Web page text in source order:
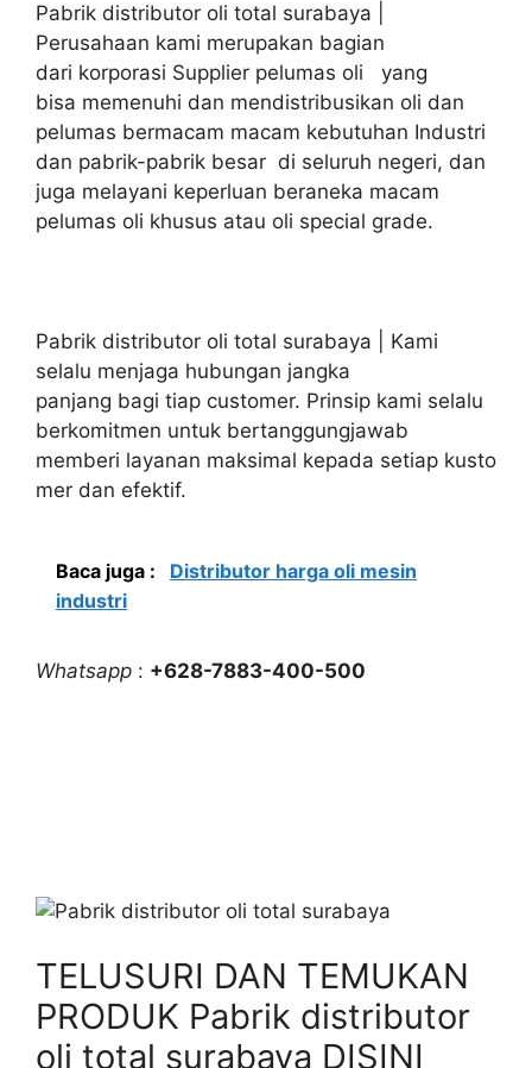
Pabrik distributor oli total surabaya |
Perusahaan kami merupakan bagian
dari korporasi Supplier pelumas oli yang
bisa memenuhi dan mendistribusikan oli dan
pelumas bermacam macam kebutuhan Industri
dan pabrik-pabrik besar di seluruh negeri, dan
juga melayani keperluan beraneka macam
pelumas oli khusus atau oli special grade.
Pabrik distributor oli total surabaya | Kami
selalu menjaga hubungan jangka
panjang bagi tiap customer. Prinsip kami selalu
berkomitmen untuk bertanggungjawab
memberi layanan maksimal kepada setiap kusto
mer dan efektif.
Baca juga :
Distributor harga oli mesin
industri
Whatsapp : +628-7883-400-500
TELUSURI DAN TEMUKAN
PRODUK Pabrik distributor
oli total surabaya DISINI